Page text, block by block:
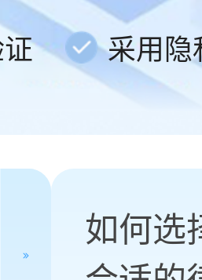
采用隐
如何选